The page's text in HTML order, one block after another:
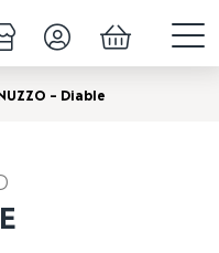
– Diable